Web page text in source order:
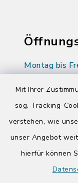
Mit Ihrer
sog. Tracking-
verstehen, wie
unser Angebot
hierfür können
Montag bis
Donnerstag
14:00-17:00